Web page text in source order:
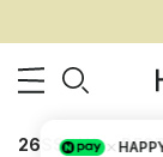
26SS 신상